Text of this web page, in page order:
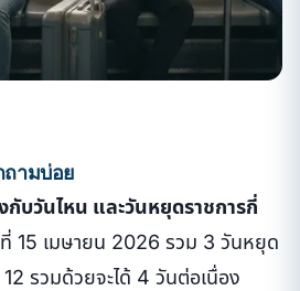
ามบ่อย
บวันไหน และวันหยุดราชการกี่
15 เมษายน 2026 รวม 3 วันหยุด
รวมด้วยจะได้ 4 วันต่อเนื่อง